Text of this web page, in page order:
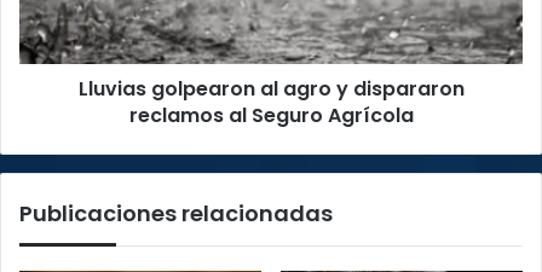
reclamos
al
Seguro
Lluvias golpearon al agro y dispararon
reclamos al Seguro Agrícola
Publicaciones relacionadas